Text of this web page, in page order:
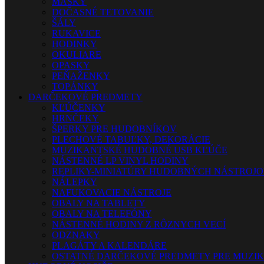
DOČASNÉ TETOVANIE
ŠÁLY
RUKAVICE
HODINKY
OKULIARE
OPASKY
PEŇAŽENKY
TOPÁNKY
DARČEKOVÉ PREDMETY
KĽÚČENKY
HRNČEKY
ŠPERKY PRE HUDOBNÍKOV
PLECHOVÉ TABUĽKY, DEKORÁCIE
MUZIKANTSKÉ HUDOBNÉ USB KĽÚČE
NÁSTENNÉ LP VINYL HODINY
REPLIKY-MINIATÚRY HUDOBNÝCH
NÁLEPKY
NAFUKOVACIE NÁSTROJE
OBALY NA TABLETY
OBALY NA TELEFÓNY
NÁSTENNÉ HODINY Z RÔZNYCH VECÍ
ODZNAKY
PLAGÁTY A KALENDÁRE
OSTATNÉ DARČEKOVÉ PREDMETY PRE